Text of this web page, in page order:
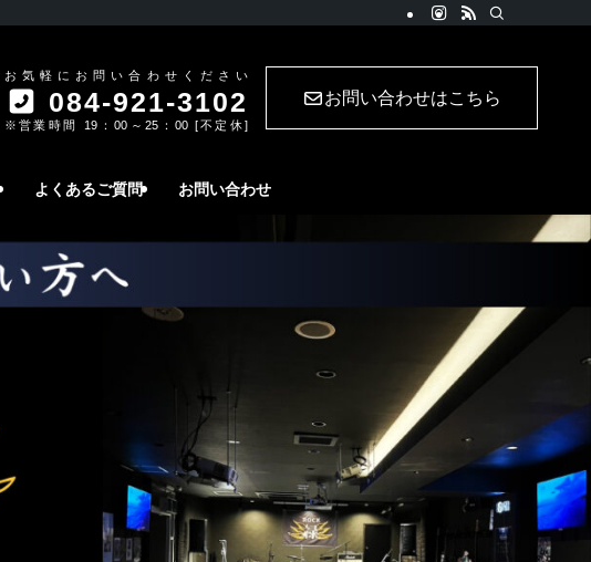
お気軽にお問い合わせください
084-921-3102
※営業時間 19：00～25：00 [不定休]
お問い合わせはこちら
よくあるご質問 お問い合わせ